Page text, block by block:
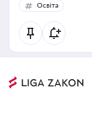
Освіта